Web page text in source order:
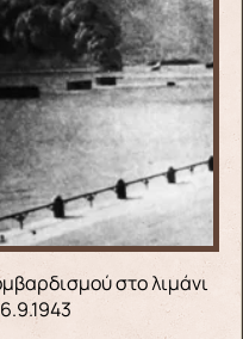
στο λιμάνι